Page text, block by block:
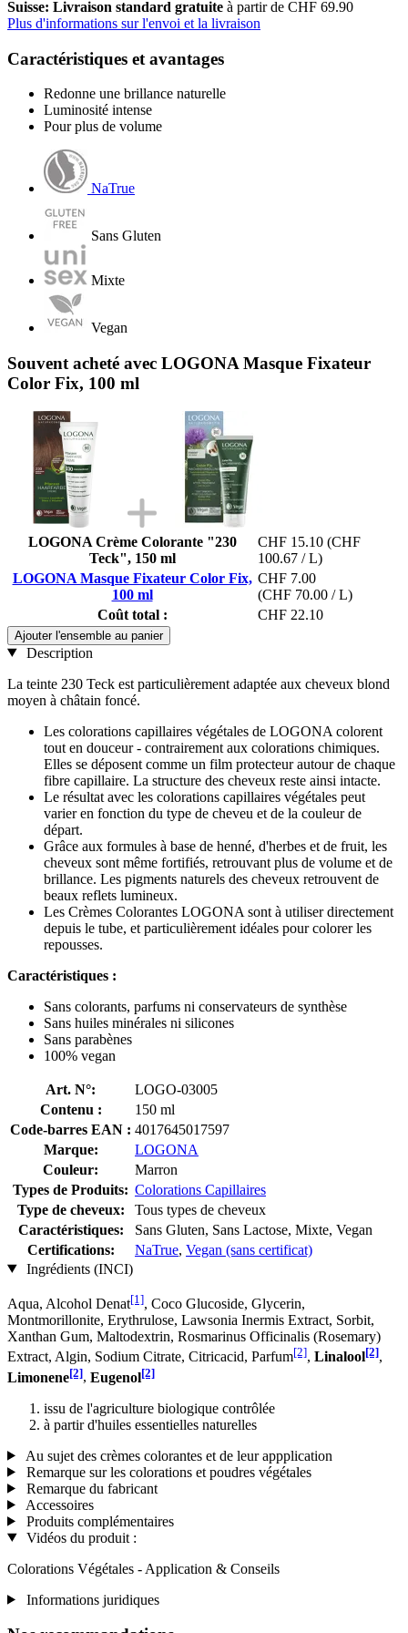
Suisse: Livraison standard gratuite à partir de CHF 69.90
Plus d'informations sur l'envoi et la livraison
Caractéristiques et avantages
Redonne une brillance naturelle
Luminosité intense
Pour plus de volume
NaTrue
Sans Gluten
Mixte
Vegan
Souvent acheté avec LOGONA Masque Fixateur
Color Fix, 100 ml
LOGONA Crème Colorante "230
Teck", 150 ml
CHF 15.10 (CHF
100.67 / L)
LOGONA Masque Fixateur Color Fix,
100 ml
CHF 7.00
(CHF 70.00 / L)
Coût total :
CHF 22.10
Ajouter l'ensemble au panier
Description
La teinte 230 Teck est particulièrement adaptée aux cheveux blond
moyen à châtain foncé.
Les colorations capillaires végétales de LOGONA colorent
tout en douceur - contrairement aux colorations chimiques.
Elles se déposent comme un film protecteur autour de chaque
fibre capillaire. La structure des cheveux reste ainsi intacte.
Le résultat avec les colorations capillaires végétales peut
varier en fonction du type de cheveu et de la couleur de
départ.
Grâce aux formules à base de henné, d'herbes et de fruit, les
cheveux sont même fortifiés, retrouvant plus de volume et de
brillance. Les pigments naturels des cheveux retrouvent de
beaux reflets lumineux.
Les Crèmes Colorantes LOGONA sont à utiliser directement
depuis le tube, et particulièrement idéales pour colorer les
repousses.
Caractéristiques :
Sans colorants, parfums ni conservateurs de synthèse
Sans huiles minérales ni silicones
Sans parabènes
100% vegan
Art. N°:
LOGO-03005
Contenu :
150 ml
Code-barres EAN : 4017645017597
Marque:
LOGONA
Couleur:
Marron
Types de Produits: Colorations Capillaires
Type de cheveux:
Tous types de cheveux
Caractéristiques:
Sans Gluten, Sans Lactose, Mixte, Vegan
Certifications:
NaTrue, Vegan (sans certificat)
Ingrédients (INCI)
Aqua, Alcohol Denat[1], Coco Glucoside, Glycerin,
Montmorillonite, Erythrulose, Lawsonia Inermis Extract, Sorbit,
Xanthan Gum, Maltodextrin, Rosmarinus Officinalis (Rosemary)
Extract, Algin, Sodium Citrate, Citricacid, Parfum[2], Linalool[2],
Limonene[2], Eugenol[2]
issu de l'agriculture biologique contrôlée
à partir d'huiles essentielles naturelles
Au sujet des crèmes colorantes et de leur appplication
Remarque sur les colorations et poudres végétales
Remarque du fabricant
Accessoires
Produits complémentaires
Vidéos du produit :
Colorations Végétales - Application & Conseils
Informations juridiques